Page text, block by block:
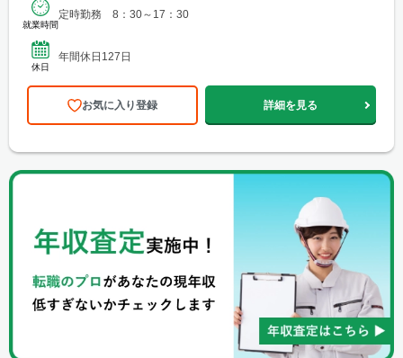
就業時間
定時勤務 8：30～17：30
休日
年間休日127日
お気に入り登録 詳細を見る